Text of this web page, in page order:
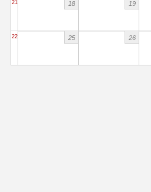
21 18 19
22 25 26